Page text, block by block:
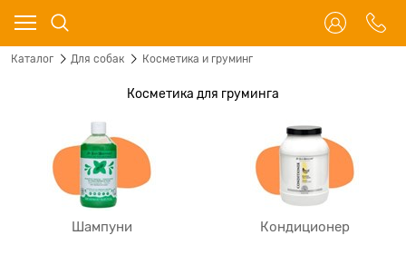
Каталог Для собак Косметика и груминг
Косметика для груминга
Шампуни Кондиционер